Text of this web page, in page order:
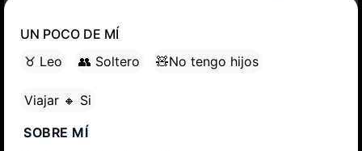
UN POCO DE MÍ
♉ Leo
👥 Soltero 🧸No tengo hijos
Viajar 🔸 Si
SOBRE MÍ